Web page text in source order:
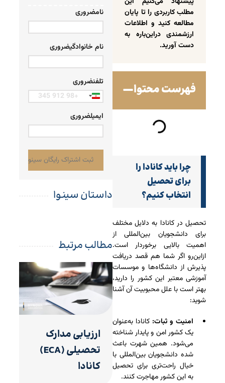
مطلب کاربردی را تا پایان
مطالعه کنید و اطلاعات
ارزشمندی دراین‌باره به
دست آورید.
فهرست محتوا
چرا باید کانادا را
برای تحصیل
انتخاب کنیم؟
تحصیل در کانادا به دلایل مختلف
برای دانشجویان بین‌المللی از
اهمیت بالایی برخوردار است.
ازاین‌رو اگر شما هم قصد دریافت
پذیرش از دانشگاه‌ها و موسسات
آموزشی معتبر این کشور را دارید،
بهتر است با علل محبوبیت آن آشنا
شوید:
امنیت و ثبات: کانادا به‌عنوان
یک کشور امن و پایدار شناخته
می‌شود. همین شهرت باعث
شده دانشجویان بین‌المللی با
خیال راحت‌تری برای تحصیل
به این کشور مهاجرت کنند.
نامضروری
نام خانوادگیضروری
تلفنضروری
Iran
ایمیلضروری
داستان سینوا
مطالب مرتبط
ارزیابی مدارک
تحصیلی (ECA)
کانادا